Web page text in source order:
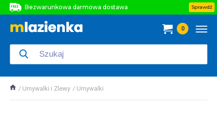
Bezwarunkowa darmowa dostawa
Bezwarunkowa darmowa dostawa
Sprawdź
0
Umywalki i Zlewy Umywalki